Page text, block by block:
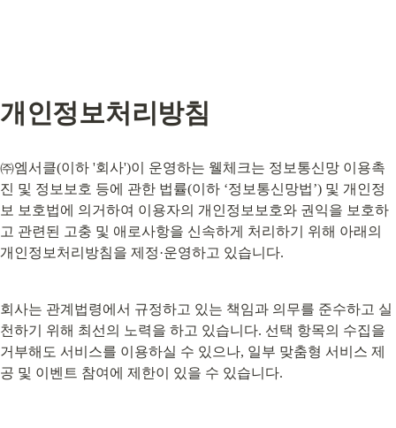
개인정보처리방침
㈜엠서클(이하 '회사')이 운영하는 웰체크는 정보통신망 이용촉
진 및 정보보호 등에 관한 법률(이하 ‘정보통신망법’) 및 개인정
보 보호법에 의거하여 이용자의 개인정보보호와 권익을 보호하
고 관련된 고충 및 애로사항을 신속하게 처리하기 위해 아래의
개인정보처리방침을 제정·운영하고 있습니다.
회사는 관계법령에서 규정하고 있는 책임과 의무를 준수하고 실
천하기 위해 최선의 노력을 하고 있습니다. 선택 항목의 수집을
거부해도 서비스를 이용하실 수 있으나, 일부 맞춤형 서비스 제
공 및 이벤트 참여에 제한이 있을 수 있습니다.